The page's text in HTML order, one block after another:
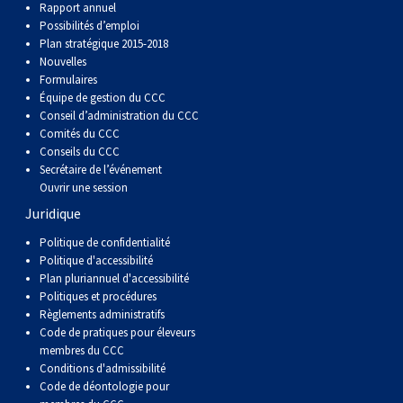
Berger anglais
Berger polonais de plaine
Berger portugais
Puli
Schapendoes néerlandais
Berger Shetland
Chien d’eau espagnol
Vallhund suédois
Chien Ibizan
Lévrier irlandais
Norrbottenspets
Elkhound norvégien
Lundehund norvégien
Otterhound
Petit basset griffon vendéen
Pharaoh Hound
Terrier tibétain
Xoloitzcuintli (moyen)
Xoloïtzcuintli (standard)
Setter irlandais
Épagneul cocker américain
Épagneul d’eau américain
Épagneul bleu de Picardie
Épagneul breton
Épagneul Clumber
Épagneul cocker anglais
Épagneul springer anglais
Terrier de Norwich
Terrier du révérend Russell
Terrier chasseur de rat
Terrier Russell
Schnauzer (nain)
Terrier écossais
Terrier Sealyham
Terrier Skye
Caniche (nain)
Carlin
Petit chien russe
Terrier à poil soyeux
Fox terrier miniature
Terrier de Manchester nain
Xoloitzcuintli (nain)
Terrier du Yorkshire
Grand bouvier suisse
Chien du Groenland
Hovawart
Chien d’ours de Carélie
Komondor
Kuvasz
Leonberger
Mastiff
Top Dogs
Rapport annuel
Possibilités d’emploi
Plan stratégique 2015-2018
Nouvelles
Formulaires
Équipe de gestion du CCC
Conseil d’administration du CCC
Comités du CCC
Conseils du CCC
Secrétaire de l’événement
Ouvrir une session
Juridique
Politique de confidentialité
Politique d'accessibilité
Plan pluriannuel d'accessibilité
Politiques et procédures
Règlements administratifs
Code de pratiques pour éleveurs
membres du CCC
Conditions d'admissibilité
Code de déontologie pour